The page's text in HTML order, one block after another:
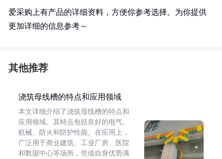
爱采购上有产品的详细资料，方便你参考选择。为你提供
更加详细的信息参考～
其他推荐
浇筑母线槽的特点和应用领域
本文详细介绍了浇筑母线槽的特点和
应用领域。其特点包括良好的电气、
机械、防火和防护性能。在应用上，
广泛用于商业建筑、工业厂房、医院
和数据中心等场所，凭借自身优势满